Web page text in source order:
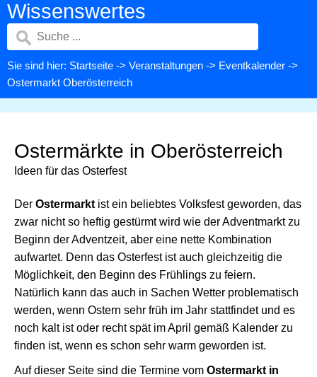
Wissenswertes
Sie sind hier: Startseite -> Veranstaltungen -> Eventkalender ->
Ostermarkt Oberösterreich
Ostermärkte in Oberösterreich
Ideen für das Osterfest
Der Ostermarkt ist ein beliebtes Volksfest geworden, das
zwar nicht so heftig gestürmt wird wie der Adventmarkt zu
Beginn der Adventzeit, aber eine nette Kombination
aufwartet. Denn das Osterfest ist auch gleichzeitig die
Möglichkeit, den Beginn des Frühlings zu feiern.
Natürlich kann das auch in Sachen Wetter problematisch
werden, wenn Ostern sehr früh im Jahr stattfindet und es
noch kalt ist oder recht spät im April gemäß Kalender zu
finden ist, wenn es schon sehr warm geworden ist.
Auf dieser Seite sind die Termine vom Ostermarkt in